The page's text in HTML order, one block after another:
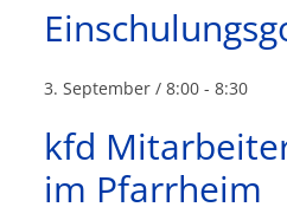
3. September / 8:00 -8:30
kfd
im Pfarrheim